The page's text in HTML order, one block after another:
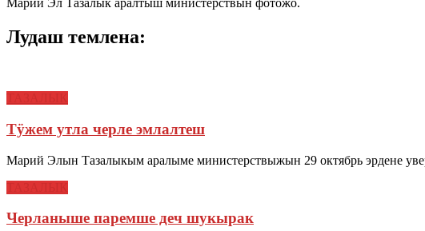
Марий Эл Тазалык аралтыш министерствын фотожо.
Лудаш темлена:
Тӱжем утла черле эмлалтеш
Марий Элын Тазалыкым аралыме министерствыжын 29 октябрь эрдене
Черланыше паремше деч шукырак